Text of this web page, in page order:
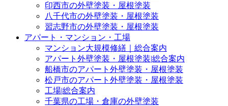
印西市の外壁塗装・屋根塗装
八千代市の外壁塗装・屋根塗装
習志野市の外壁塗装・屋根塗装
アパート・マンション・工場
マンション大規模修繕｜総合案内
アパート外壁塗装・屋根塗装|総合案内
船橋市のアパート外壁塗装・屋根塗装
松戸市のアパート外壁塗装・屋根塗装
工場|総合案内
千葉県の工場・倉庫の外壁塗装